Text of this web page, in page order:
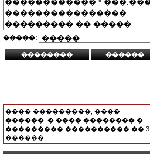
�����:
���� ���������, ����
������, � ���� �������� �
��������� ���������� �� 3
������.